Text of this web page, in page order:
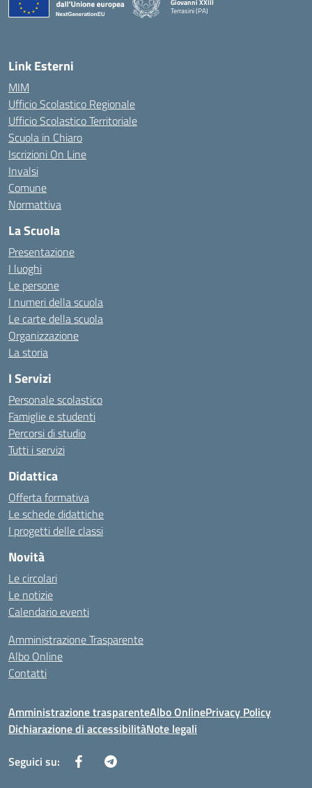
Giovanni XXIII
Terrasini (PA)
Link Esterni
MIM
Ufficio Scolastico Regionale
Ufficio Scolastico Territoriale
Scuola in Chiaro
Iscrizioni On Line
Invalsi
Comune
Normattiva
La Scuola
Presentazione
I luoghi
Le persone
I numeri della scuola
Le carte della scuola
Organizzazione
La storia
I Servizi
Personale scolastico
Famiglie e studenti
Percorsi di studio
Tutti i servizi
Didattica
Offerta formativa
Le schede didattiche
I progetti delle classi
Novità
Le circolari
Le notizie
Calendario eventi
Amministrazione Trasparente
Albo Online
Contatti
Amministrazione trasparenteAlbo OnlinePrivacy Policy
Dichiarazione di accessibilitàNote legali
Seguici su: